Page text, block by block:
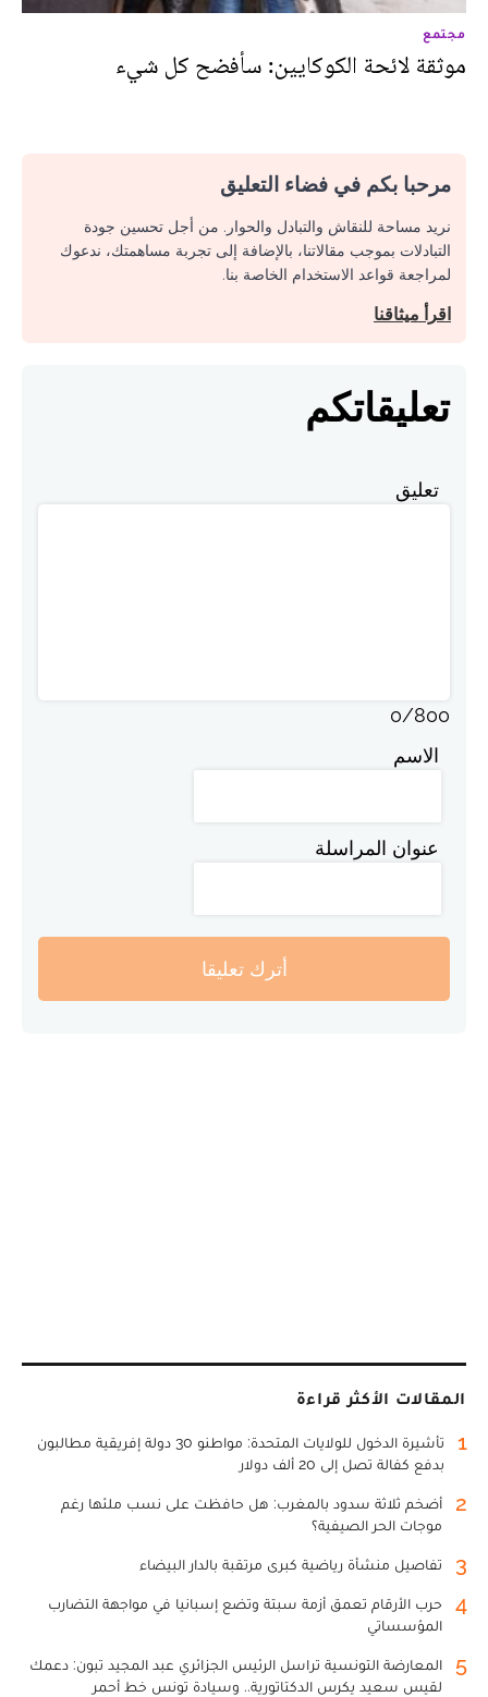
مجتمع
موثقة لائحة الكوكايين: سأفضح كل شيء
مرحبا بكم في فضاء التعليق
نريد مساحة للنقاش والتبادل والحوار. من أجل تحسين جودة
التبادلات بموجب مقالاتنا، بالإضافة إلى تجربة مساهمتك، ندعوك
لمراجعة قواعد الاستخدام الخاصة بنا.
اقرأ ميثاقنا
تعليقاتكم
تعليق
0/800
الاسم
عنوان المراسلة
أترك تعليقا
المقالات الأكثر قراءة
1
تأشيرة الدخول للولايات المتحدة: مواطنو 30 دولة إفريقية مطالبون
بدفع كفالة تصل إلى 20 ألف دولار
2
أضخم ثلاثة سدود بالمغرب: هل حافظت على نسب ملئها رغم
موجات الحر الصيفية؟
3 تفاصيل منشأة رياضية كبرى مرتقبة بالدار البيضاء
4
حرب الأرقام تعمق أزمة سبتة وتضع إسبانيا في مواجهة التضارب
المؤسساتي
5
المعارضة التونسية تراسل الرئيس الجزائري عبد المجيد تبون: دعمك
لقيس سعيد يكرس الدكتاتورية.. وسيادة تونس خط أحمر